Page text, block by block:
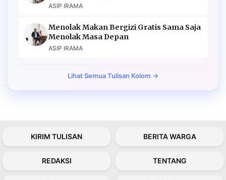
ASIP IRAMA
Menolak Makan Bergizi Gratis Sama Saja
Menolak Masa Depan
ASIP IRAMA
Lihat Semua Tulisan Kolom →
KIRIM TULISAN BERITA WARGA
REDAKSI TENTANG